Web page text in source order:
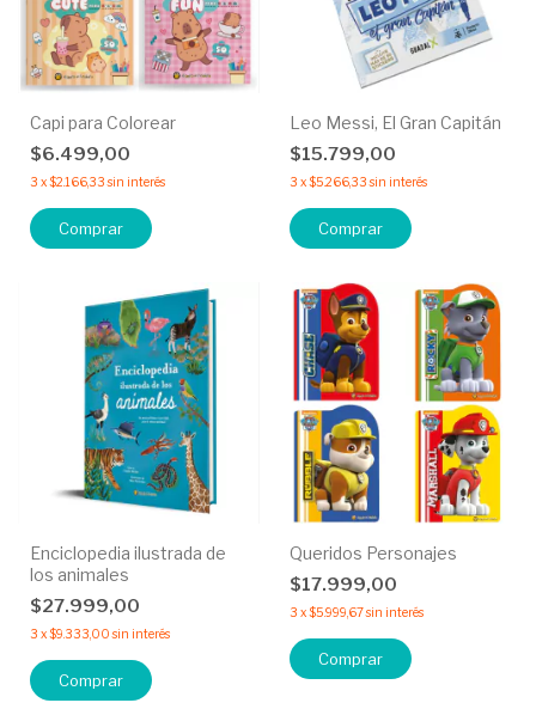
Capi para Colorear
$6.499,00
3 x$2.166,33 sin interés
Comprar
Leo Messi, El Gran Capitán
$15.799,00
3 x$5.266,33 sin interés
Enciclopedia ilustrada de
los animales
$27.999,00
3 x$9.333,00 sin interés
Queridos Personajes
$17.999,00
3 x$5.999,67sin interés
Comprar